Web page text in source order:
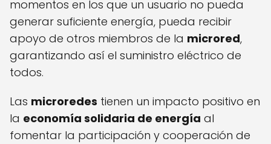
momentos en los que un usuario no pueda
generar suficiente energía, pueda recibir
apoyo de otros miembros de la microred,
garantizando así el suministro eléctrico de
todos.
Las microredes tienen un impacto positivo en
la economía solidaria de energía al
fomentar la participación y cooperación de